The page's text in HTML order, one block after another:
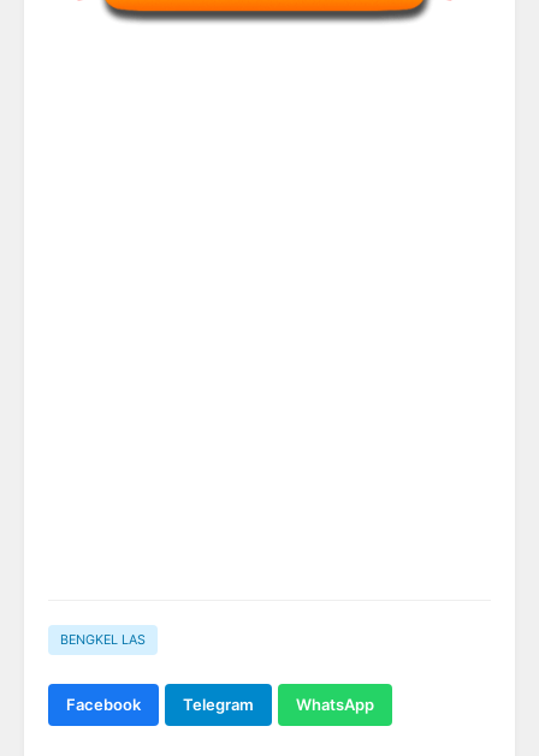
BENGKEL LAS
Facebook Telegram WhatsApp